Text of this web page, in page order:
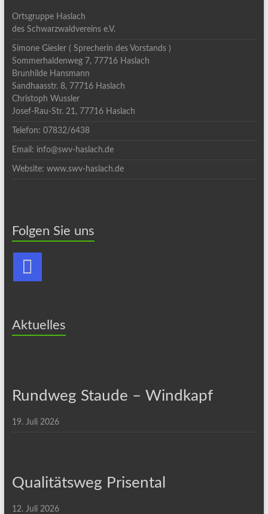
Ortsgruppe Haslach
des Schwarzwaldvereins e.V.
Simone Giesler ( Sprecherin des Vorstands )
Sommerhaldenweg 7, 77716 Haslach
Brunhilde Hansmann
Sandhaasstr. 8, 77716 Haslach
Christoph Wussler
Josef-Rau-Str. 21, 77716 Haslach
Telefon: 07832/6438
Email: info@swv-haslach.de
Website: www.swv-haslach.de
Folgen Sie uns
Aktuelles
Rundweg Staude – Windkapf
19. Juli 2026
Qualitätsweg Prisental
12. Juli 2026